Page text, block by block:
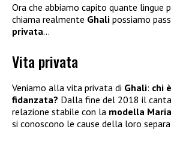
Ora che abbiamo capito quante lingue
chiama realmente Ghali possiamo
privata…
Vita privata
Veniamo alla vita privata di Ghali: chi
fidanzata? Dalla fine del 2018 il
relazione stabile con la modella
si conoscono le cause della loro